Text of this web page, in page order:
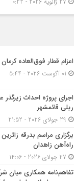
اعزام قطار فوق‌العاده
اجرای پروژه احداث زیرگذر
ریلی قائمشهر
برگزاری مراسم بدرقه
راه‌آهن زاهدان
تفاهم‌نامه همکاری میان